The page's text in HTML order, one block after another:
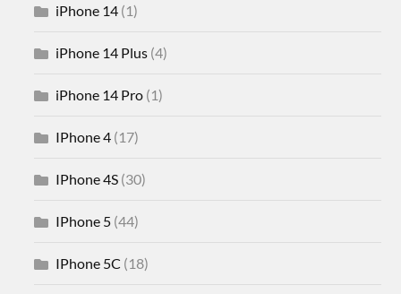
iPhone 14 (1)
iPhone 14 Plus (4)
iPhone 14 Pro (1)
IPhone 4 (17)
IPhone 4S (30)
IPhone 5 (44)
IPhone 5C (18)